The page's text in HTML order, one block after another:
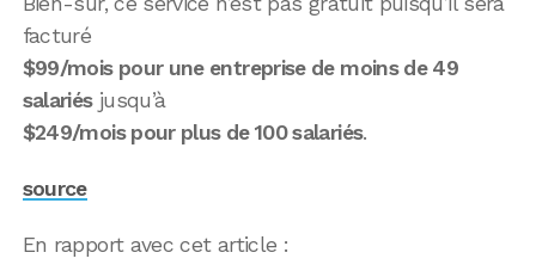
facturé
$99/mois pour une entreprise de moins de 49
salariésjusqu’à
$249/mois pour plus de 100 salariés.
source
En rapport avec cet article :